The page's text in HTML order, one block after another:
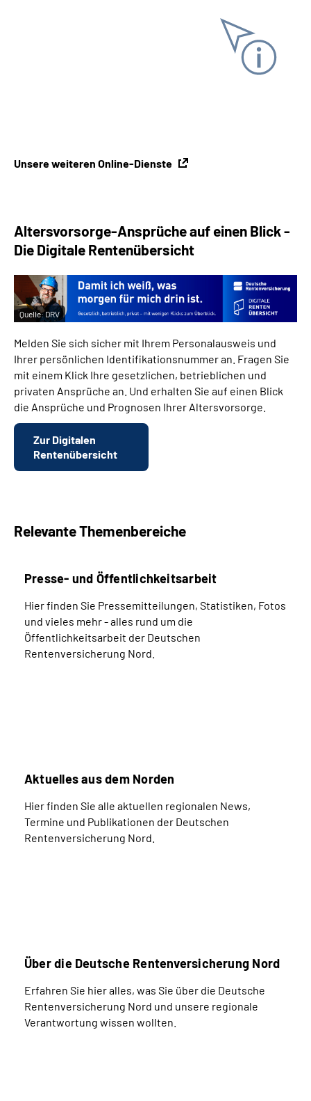
Unsere weiteren Online-Dienste
Altersvorsorge-Ansprüche auf einen Blick -
Die Digitale Rentenübersicht
Quelle:DRV
Melden Sie sich sicher mit Ihrem Personalausweis und
Ihrer persönlichen Identifikationsnummer an. Fragen Sie
mit einem Klick Ihre gesetzlichen, betrieblichen und
privaten Ansprüche an. Und erhalten Sie auf einen Blick
die Ansprüche und Prognosen Ihrer Altersvorsorge.
Zur Digitalen
Rentenübersicht
Relevante Themenbereiche
Presse- und Öffentlichkeitsarbeit
Hier finden Sie Pressemitteilungen, Statistiken, Fotos
und vieles mehr - alles rund um die
Öffentlichkeitsarbeit der Deutschen
Rentenversicherung Nord.
Aktuelles aus dem Norden
Hier finden Sie alle aktuellen regionalen News,
Termine und Publikationen der Deutschen
Rentenversicherung Nord.
Über die Deutsche Rentenversicherung Nord
Erfahren Sie hier alles, was Sie über die Deutsche
Rentenversicherung Nord und unsere regionale
Verantwortung wissen wollten.